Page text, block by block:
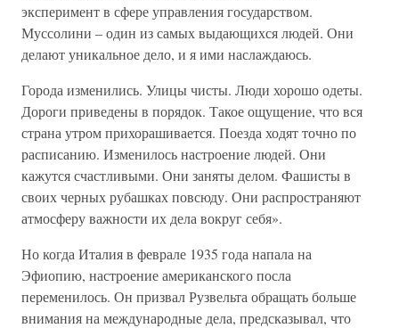
эксперимент в сфере управления государством.
Муссолини – один из самых выдающихся людей. Они
делают уникальное дело, и я ими наслаждаюсь.
Города изменились. Улицы чисты. Люди хорошо одеты.
Дороги приведены в порядок. Такое ощущение, что вся
страна утром прихорашивается. Поезда ходят точно по
расписанию. Изменилось настроение людей. Они
кажутся счастливыми. Они заняты делом. Фашисты в
своих черных рубашках повсюду. Они распространяют
атмосферу важности их дела вокруг себя».
Но когда Италия в феврале 1935 года напала на
Эфиопию, настроение американского посла
переменилось. Он призвал Рузвельта обращать больше
внимания на международные дела, предсказывал, что